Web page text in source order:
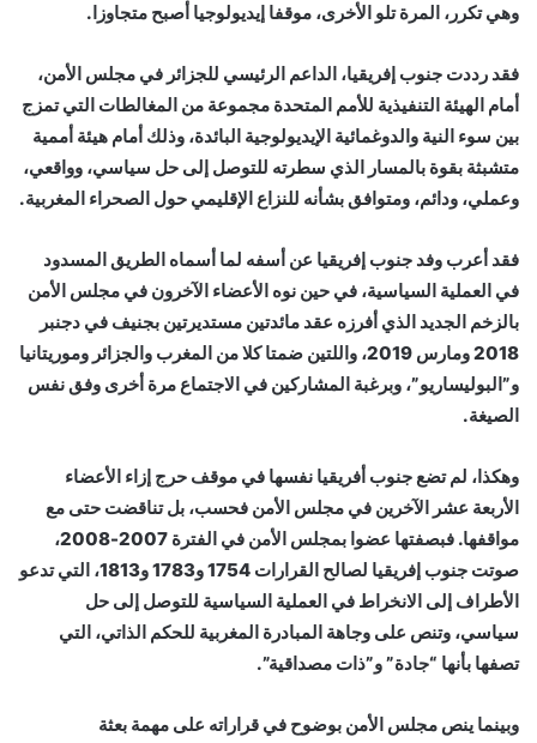
وهي تكرر، المرة تلو الأخرى، موقفا إيديولوجيا أصبح متجاوزا.
فقد رددت جنوب إفريقيا، الداعم الرئيسي للجزائر في مجلس الأمن،
أمام الهيئة التنفيذية للأمم المتحدة مجموعة من المغالطات التي تمزج
بين سوء النية والدوغمائية الإيديولوجية البائدة، وذلك أمام هيئة أممية
متشبثة بقوة بالمسار الذي سطرته للتوصل إلى حل سياسي، وواقعي،
وعملي، ودائم، ومتوافق بشأنه للنزاع الإقليمي حول الصحراء المغربية.
فقد أعرب وفد جنوب إفريقيا عن أسفه لما أسماه الطريق المسدود
في العملية السياسية، في حين نوه الأعضاء الآخرون في مجلس الأمن
بالزخم الجديد الذي أفرزه عقد مائدتين مستديرتين بجنيف في دجنبر
2018 ومارس 2019، واللتين ضمتا كلا من المغرب والجزائر وموريتانيا
و”البوليساريو”، وبرغبة المشاركين في الاجتماع مرة أخرى وفق نفس
الصيغة.
وهكذا، لم تضع جنوب أفريقيا نفسها في موقف حرج إزاء الأعضاء
الأربعة عشر الآخرين في مجلس الأمن فحسب، بل تناقضت حتى مع
مواقفها. فبصفتها عضوا بمجلس الأمن في الفترة 2007-2008،
صوتت جنوب إفريقيا لصالح القرارات 1754 و1783 و1813، التي تدعو
الأطراف إلى الانخراط في العملية السياسية للتوصل إلى حل
سياسي، وتنص على وجاهة المبادرة المغربية للحكم الذاتي، التي
تصفها بأنها “جادة” و”ذات مصداقية”.
وبينما ينص مجلس الأمن بوضوح في قراراته على مهمة بعثة